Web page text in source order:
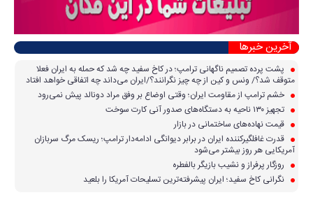
آخرین خبرها
پشت پرده تصمیم ناگهانی ترامپ؛ در کاخ سفید چه شد که حمله به ایران فعلا
متوقف شد؟/ ونس و کین از چه چیز نگرانند؟/ایران می‌داند چه اتفاقی خواهد افتاد
خشم ترامپ از مقاومت ایران؛ وقتی اوضاع بر وفق مراد دونالد پیش نمی‌رود
تجهیز ۱۳۰ ناحیه به دستگاه‌های صدور آنی کارت سوخت
قیمت نهاده‌های ساختمانی در بازار
قدرت غافلگیرکننده ایران در برابر دیوانگی ادامه‌دار ترامپ؛ ریسک مرگ سربازان
آمریکایی هر روز بیشتر می‌شود
روزگار پرفراز و نشیب بازیگر بالفطره
نگرانی کاخ سفید؛ ایران پیشرفته‌ترین تسلیحات آمریکا را بلعید